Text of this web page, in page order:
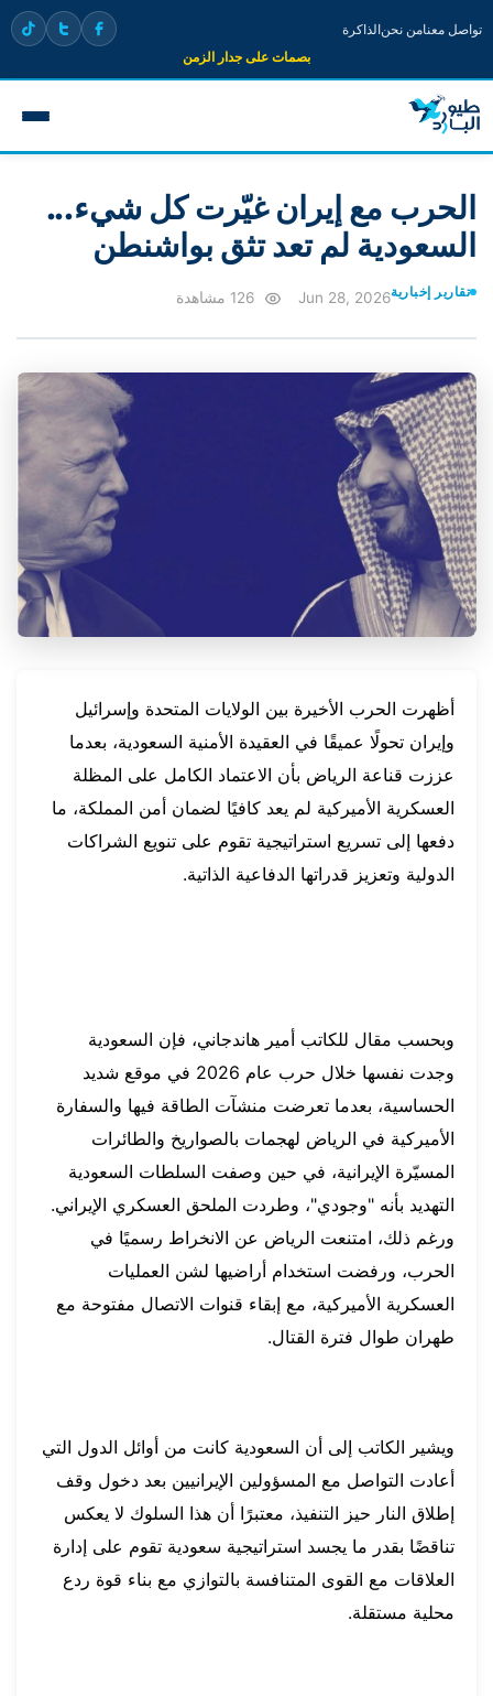
تواصل معنامن نحنالذاكرة
بصمات على جدار الزمن
الحرب مع إيران غيّرت كل شيء...
السعودية لم تعد تثق بواشنطن
تقارير إخباريةJun 28, 2026
أظهرت الحرب الأخيرة بين الولايات المتحدة وإسرائيل
وإيران تحولًا عميقًا في العقيدة الأمنية السعودية، بعدما
عززت قناعة الرياض بأن الاعتماد الكامل على المظلة
العسكرية الأميركية لم يعد كافيًا لضمان أمن المملكة، ما
دفعها إلى تسريع استراتيجية تقوم على تنويع الشراكات
الدولية وتعزيز قدراتها الدفاعية الذاتية.
وبحسب مقال للكاتب أمير هاندجاني، فإن السعودية
وجدت نفسها خلال حرب عام 2026 في موقع شديد
الحساسية، بعدما تعرضت منشآت الطاقة فيها والسفارة
الأميركية في الرياض لهجمات بالصواريخ والطائرات
المسيّرة الإيرانية، في حين وصفت السلطات السعودية
التهديد بأنه "وجودي"، وطردت الملحق العسكري الإيراني.
ورغم ذلك، امتنعت الرياض عن الانخراط رسميًا في
الحرب، ورفضت استخدام أراضيها لشن العمليات
العسكرية الأميركية، مع إبقاء قنوات الاتصال مفتوحة مع
طهران طوال فترة القتال.
ويشير الكاتب إلى أن السعودية كانت من أوائل الدول التي
أعادت التواصل مع المسؤولين الإيرانيين بعد دخول وقف
إطلاق النار حيز التنفيذ، معتبرًا أن هذا السلوك لا يعكس
تناقضًا بقدر ما يجسد استراتيجية سعودية تقوم على إدارة
العلاقات مع القوى المتنافسة بالتوازي مع بناء قوة ردع
محلية مستقلة.